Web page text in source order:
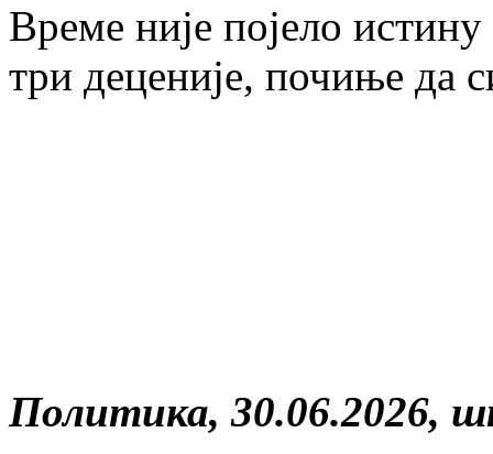
Време није појело
три деценије, почиње да
Политика, 30.06.2026,